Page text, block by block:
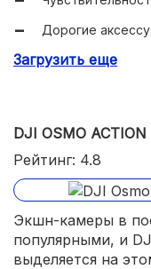
Мобильное
постобработки
Модульность
аксессуарами от
Дорогие
Значительный
Загрузить еще
DJI OSMO
Рейтинг: 4.8
Экшн-камеры в
популярными, и
выделяется на